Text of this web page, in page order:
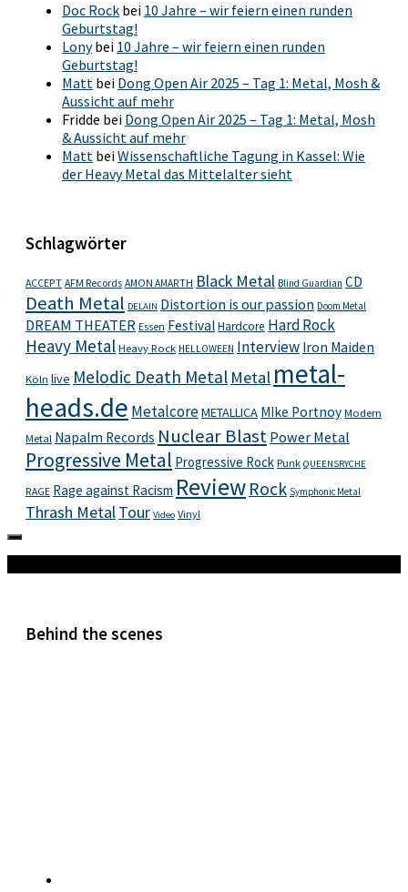
Doc Rock bei 10 Jahre – wir feiern einen runden
Geburtstag!
Lonybei 10 Jahre – wir feiern einen runden
Geburtstag!
Matt bei Dong Open Air 2025 – Tag 1: Metal, Mosh &
Aussicht auf mehr
Fridde bei Dong Open Air 2025 – Tag 1: Metal, Mosh
& Aussicht auf mehr
Matt beiWissenschaftliche Tagung in Kassel: Wie
der Heavy Metal das Mittelalter sieht
Schlagwörter
ACCEPT AFM Records AMON AMARTH Black Metal Blind Guardian CD
Death Metal DELAIN Distortion is our passion Doom Metal
DREAM THEATER Essen FestivalHardcore Hard Rock
Heavy Metal Heavy Rock HELLOWEEN Interview Iron Maiden
Köln live Melodic Death Metal Metal metal-
heads.de MetalcoreMETALLICA MIke Portnoy Modern
Metal Napalm Records Nuclear Blast Power Metal
Progressive Metal Progressive Rock Punk QUEENSRYCHE
RAGE Rage against Racism Review Rock Symphonic Metal
Thrash MetalTour Video Vinyl
Behind the scenes